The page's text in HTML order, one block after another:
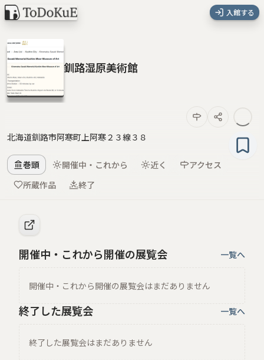
入館する
釧路湿原美術館
北海道釧路市阿寒町上阿寒２３線３８
巻頭 開催中・これから 近く
アクセス
所蔵作品
終了
開催中・これから開催の展覧会 一覧へ
開催中・これから開催の展覧会はまだありません
終了した展覧会 一覧へ
終了した展覧会はまだありません